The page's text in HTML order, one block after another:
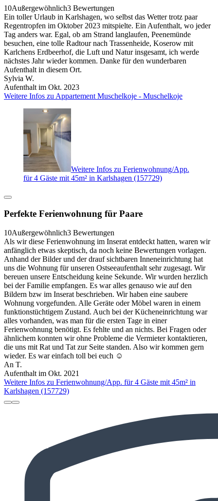
10Außergewöhnlich3 Bewertungen
Ein toller Urlaub in Karlshagen, wo selbst das Wetter trotz paar
Regentropfen im Oktober 2023 mitspielte. Ein Aufenthalt, wo jeder
Tag anders war. Egal, ob am Strand langlaufen, Peenemünde
besuchen, eine tolle Radtour nach Trassenheide, Koserow mit
Karlchens Erdbeerhof, die Luft und Natur insgesamt, ich werde
nächstes Jahr wieder kommen. Danke für den wunderbaren
Aufenthalt in diesem Ort.
Sylvia W.
Aufenthalt im Okt. 2023
Weitere Infos zu Appartement Muschelkoje - Muschelkoje
Weitere Infos zu Ferienwohnung/App.
für 4 Gäste mit 45m² in Karlshagen (157729)
Perfekte Ferienwohnung für Paare
10Außergewöhnlich3 Bewertungen
Als wir diese Ferienwohnung im Inserat entdeckt hatten, waren wir
anfänglich etwas skeptisch, da noch keine Bewertungen vorlagen.
Anhand der Bilder und der drauf sichtbaren Inneneinrichtung hat
uns die Wohnung für unseren Ostseeaufenthalt sehr zugesagt. Wir
bereuen unsere Entscheidung keine Sekunde. Wir wurden herzlich
bei der Familie empfangen. Es war alles genauso wie auf den
Bildern bzw im Inserat beschrieben. Wir haben eine saubere
Wohnung vorgefunden. Alle Geräte oder Möbel waren in einem
funktionstüchtigem Zustand. Auch bei der Kücheneinrichtung war
alles vorhanden, was man für die ersten Tage in einer
Ferienwohnung benötigt. Es fehlte und an nichts. Bei Fragen oder
ähnlichem konnten wir ohne Probleme die Vermieter kontaktieren,
die uns mit Rat und Tat zur Seite standen. Also wir kommen gern
wieder. Es war einfach toll bei euch ☺️
An T.
Aufenthalt im Okt. 2021
Weitere Infos zu Ferienwohnung/App. für 4 Gäste mit 45m² in
Karlshagen (157729)